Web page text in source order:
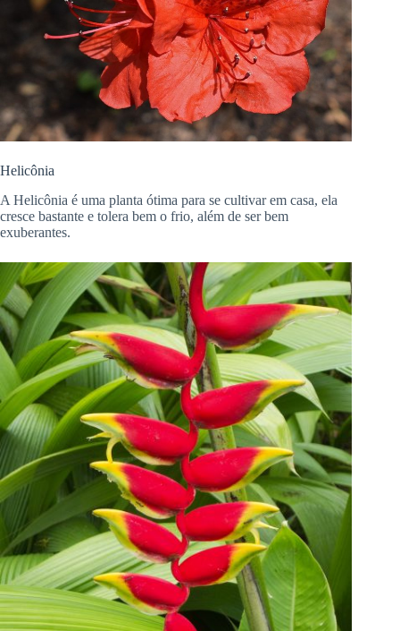
Helicônia
A Helicônia é uma planta ótima para se cultivar em casa, ela
cresce bastante e tolera bem o frio, além de ser bem
exuberantes.